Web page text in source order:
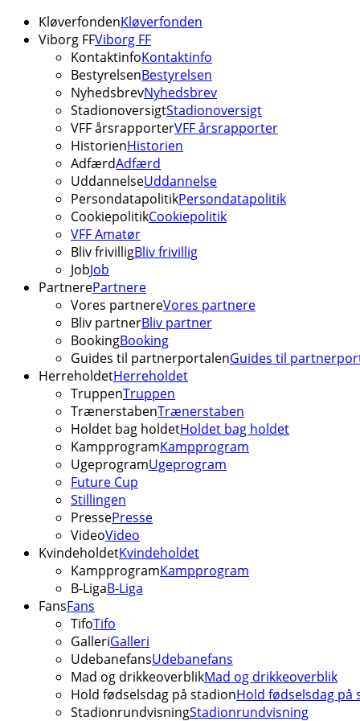
KløverfondenKløverfonden
Viborg FFViborg FF
KontaktinfoKontaktinfo
BestyrelsenBestyrelsen
NyhedsbrevNyhedsbrev
StadionoversigtStadionoversigt
VFF årsrapporterVFF årsrapporter
HistorienHistorien
AdfærdAdfærd
UddannelseUddannelse
PersondatapolitikPersondatapolitik
CookiepolitikCookiepolitik
VFF Amatør
Bliv frivilligBliv frivillig
JobJob
PartnerePartnere
Vores partnereVores partnere
Bliv partnerBliv partner
BookingBooking
Guides til partnerportalenGuides til
HerreholdetHerreholdet
TruppenTruppen
TrænerstabenTrænerstaben
Holdet bag holdetHoldet bag holdet
KampprogramKampprogram
UgeprogramUgeprogram
Future Cup
Stillingen
PressePresse
VideoVideo
KvindeholdetKvindeholdet
KampprogramKampprogram
B-LigaB-Liga
FansFans
TifoTifo
GalleriGalleri
UdebanefansUdebanefans
Mad og drikkeoverblikMad og drikkeoverblik
Hold fødselsdag på stadionHold fødselsdag på
StadionrundvisningStadionrundvisning